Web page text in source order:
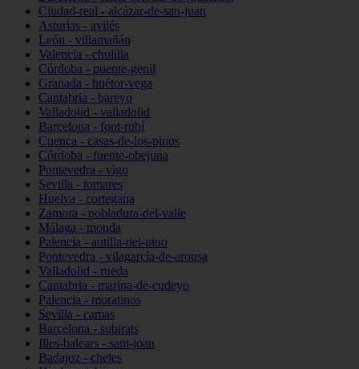
Ciudad-real - alcázar-de-san-juan
Asturias - avilés
León - villamañán
Valencia - chulilla
Córdoba - puente-genil
Granada - huétor-vega
Cantabria - bareyo
Valladolid - valladolid
Barcelona - font-rubí
Cuenca - casas-de-los-pinos
Córdoba - fuente-obejuna
Pontevedra - vigo
Sevilla - tomares
Huelva - cortegana
Zamora - pobladura-del-valle
Málaga - monda
Palencia - autilla-del-pino
Pontevedra - vilagarcía-de-arousa
Valladolid - rueda
Cantabria - marina-de-cudeyo
Palencia - moratinos
Sevilla - camas
Barcelona - subirats
Illes-balears - sant-joan
Badajoz - cheles